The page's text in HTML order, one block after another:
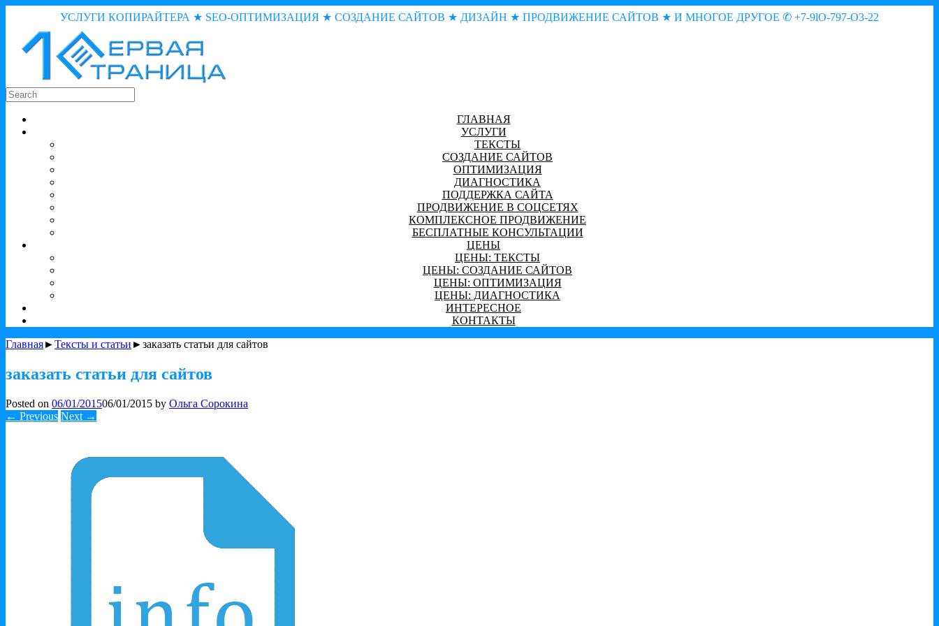
УСЛУГИ КОПИРАЙТЕРА ★ SEO-ОПТИМИЗАЦИЯ ★ СОЗДАНИЕ САЙТОВ ★ ДИЗАЙН ★ ПРОДВИЖЕНИЕ САЙТОВ ★ И МНОГОЕ ДРУГОЕ ✆ +7-9lO-797-O3-22
ГЛАВНАЯ
УСЛУГИ
ТЕКСТЫ
СОЗДАНИЕ САЙТОВ
ОПТИМИЗАЦИЯ
ДИАГНОСТИКА
ПОДДЕРЖКА САЙТА
ПРОДВИЖЕНИЕ В СОЦСЕТЯХ
КОМПЛЕКСНОЕ ПРОДВИЖЕНИЕ
БЕСПЛАТНЫЕ КОНСУЛЬТАЦИИ
ЦЕНЫ
ЦЕНЫ: ТЕКСТЫ
ЦЕНЫ: СОЗДАНИЕ САЙТОВ
ЦЕНЫ: ОПТИМИЗАЦИЯ
ЦЕНЫ: ДИАГНОСТИКА
ИНТЕРЕСНОЕ
КОНТАКТЫ
Главная►Тексты и статьи ►заказать статьи для сайтов
заказать статьи для сайтов
Posted on 06/01/201506/01/2015 by Ольга Сорокина
← Previous Next →